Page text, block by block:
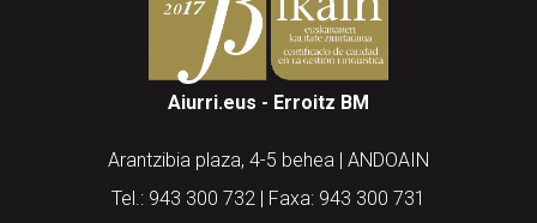
Aiurri.eus - Erroitz BM
Arantzibia plaza, 4-5 behea | ANDOAIN
Tel.: 943 300 732 | Faxa: 943 300 731